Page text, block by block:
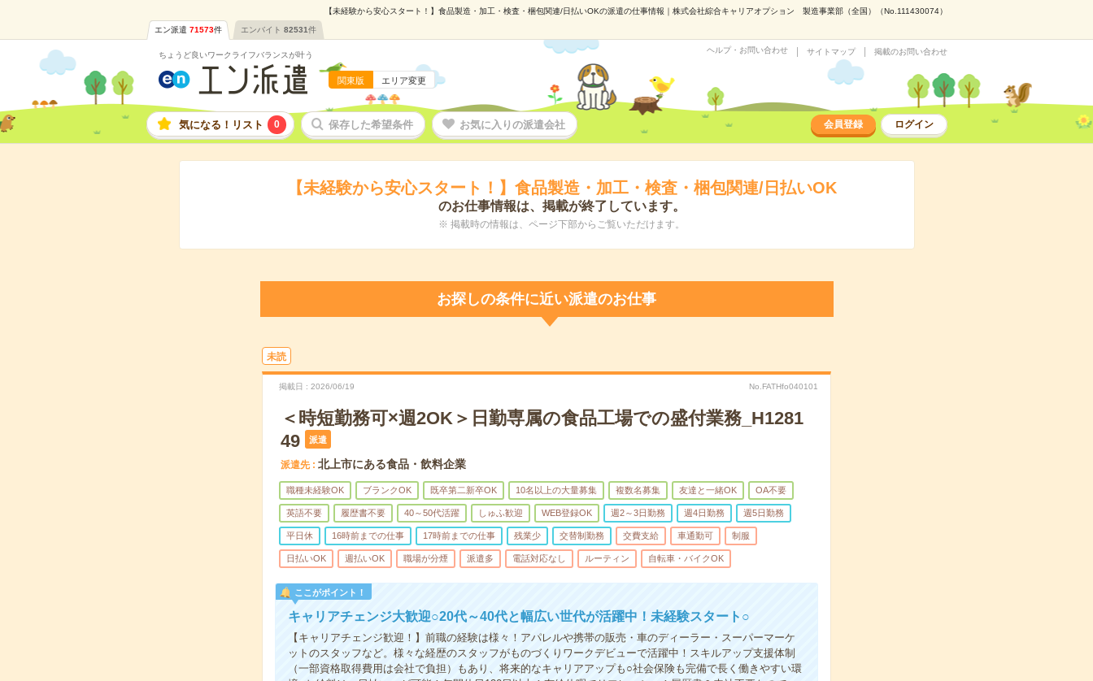
【未経験から安心スタート！】食品製造・加工・検査・梱包関連/日払いOKの派遣の仕事情報｜株式会社綜合キャリアオプション 製造事業部（全国）（No.111430074）
エン派遣 71573件 エンバイト 82531件
ちょうど良いワークライフバランスが叶う
関東版 エリア変更
ヘルプ・お問い合わせ サイトマップ 掲載のお問い合わせ
気になる！リスト 0 保存した希望条件 お気に入りの派遣会社 会員登録 ログイン
【未経験から安心スタート！】食品製造・加工・検査・梱包関連/日払いOK
のお仕事情報は、掲載が終了しています。
※ 掲載時の情報は、ページ下部からご覧いただけます。
お探しの条件に近い派遣のお仕事
未読
掲載日 2026/06/19 No.FATHfo040101
＜時短勤務可×週2OK＞日勤専属の食品工場での盛付業務_H1281
49
派遣
派遣先 北上市にある食品・飲料企業
職種未経験OK ブランクOK 既卒第二新卒OK 10名以上の大量募集 複数名募集 友達と一緒OK OA不要
英語不要 履歴書不要 40～50代活躍 しゅふ歓迎 WEB登録OK 週2～3日勤務 週4日勤務 週5日勤務
平日休 16時前までの仕事 17時前までの仕事 残業少 交替制勤務 交費支給 車通勤可 制服
日払いOK 週払いOK 職場が分煙 派遣多 電話対応なし ルーティン 自転車・バイクOK
ここがポイント！
キャリアチェンジ大歓迎○20代～40代と幅広い世代が活躍中！未経験スタート○
【キャリアチェンジ歓迎！】前職の経験は様々！アパレルや携帯の販売・車のディーラー・スーパーマーケ
ットのスタッフなど。様々な経歴のスタッフがものづくりワークデビューで活躍中！スキルアップ支援体制
（一部資格取得費用は会社で負担）もあり、将来的なキャリアアップも○社会保険も完備で長く働きやすい環